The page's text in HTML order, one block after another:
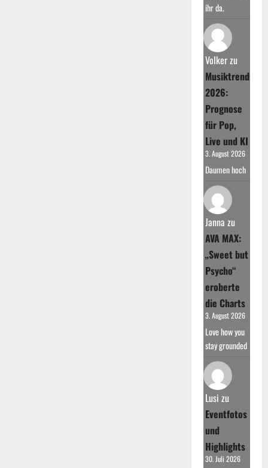
ihr da.
Volkerzu
Musiktrends
2026:
Prognose
für Pop,
Live und KI
3. August 2026
Daumen hoch
Janna zu
AVA MAX:
„Sweet but
Psycho“
eroberte
die Charts
3. August 2026
Love how you
stay grounded
Lusi zu
Eventfotos
und
Highlights
30. Juli 2026